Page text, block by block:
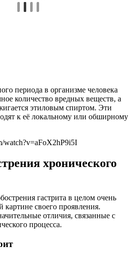
периода в организме человека
количество вредных веществ, а
этиловым спиртом. Эти
к её локальному или обширному
watch?v=aFoX2hP9i5I
хронического
гастрита в целом очень
своего проявления.
отличия, связанные с
процесса.